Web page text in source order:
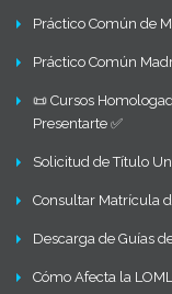
Práctico Común de
Práctico Común
📜 Cursos
Presentarte ✅
Solicitud de Título
Consultar Matrícula
Descarga de Guías
Cómo Afecta la